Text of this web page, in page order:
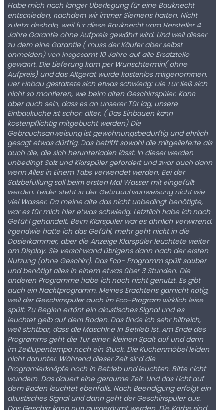
Habe mich nach langer Überlegung für eine Bauknecht
entschieden, nachdem wir immer Siemens hatten. Nicht
zuletzt deshalb, weil für diese Bauknecht vom Hersteller 4
Jahre Garantie ohne Aufpreis gewährt wird. Und weil dieser
zu dem eine Garantie ( muss der Käufer aber selbst
anmelden) von insgesamt 10 Jahre auf alle Ersatzteile
gewährt. Die Lieferung kam per Wunschtermin( ohne
Aufpreis) und das Altgerät wurde kostenlos mitgenommen.
Der Einbau gestaltete sich etwas schwierig: Die Tür ließ sich
nicht so montieren, wie beim alten Geschirrspüler. Kann
aber auch sein, dass es an unserer Tür lag, unsere
Einbauküche ist schon älter. ( Das Einbauen kann
kostenpflichtig mitgebucht werden) Die
Gebrauchsanweisung ist gewöhnungsbedürftig und ehrlich
gesagt etwas dürftig. Das betrifft sowohl die mitgelieferte als
auch die, die sich herunterladen lässt. In dieser werden
unbedingt Salz und Klarspüler gefordert und zwar auch dann
wenn Alles in Einem Tabs verwendet werden. Bei der
Salzbefüllung soll beim ersten Mal Wasser mit eingefüllt
werden. Leider steht in der Gebrauchsanweisung nicht wie
viel Wasser. Da meine alte das nicht unbedingt benötigte,
war es für mich hier etwas schwierig. Letztlich habe ich nach
Gefühl gehandelt. Beim Klarspüler war es ähnlich verwirrend.
Irgendwie hatte ich das Gefühl, mehr geht nicht in die
Dosierkammer, aber die Anzeige Klarspüler leuchtete weiter
am Display. Sie verschwand übrigens dann nach der ersten
Nutzung (ohne Geschirr). Das Eco- Programm spült sauber
und benötigt alles in einem etwas über 3 Stunden. Die
anderen Programme habe ich noch nicht genutzt. Es gibt
auch ein Nachtprogramm. Meines Erachtens garnicht nötig,
weil der Geschirrspüler auch im Eco-Program wirklich leise
spült. Zu Beginn ertönt ein akustisches Signal und es
leuchtet gelb auf dem Boden. Das finde ich sehr hilfreich,
weil sichtbar, dass die Maschine in Betrieb ist. Am Ende des
Programms geht die Tür einen kleinen Spalt auf und dann
im Zeitlupentempo noch ein Stück. Die Küchenmöbel leiden
nicht darunter. Während dieser Zeit sind die
Programierknöpfe noch in Betrieb und leuchten. Bitte nicht
wundern. Das dauert eine geraume Zeit. Und das Licht auf
dem Boden leuchtet ebenfalls. Nach Beendigung erfolgt ein
akustisches Signal und dann geht der Geschirrspüler aus.
Das Geschirr kann nun ausgeräumt werden. Die Körbe sind